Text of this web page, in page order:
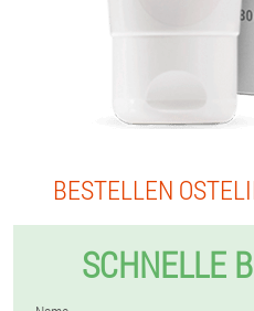
BESTELLEN
SCHNELLE